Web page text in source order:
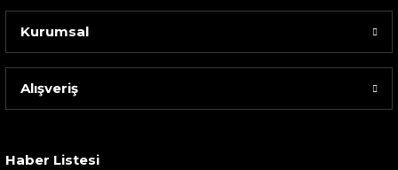
Sarev Elfıda Flanel Nevresim Takımı Çift Kişili...
Kurumsal
Alışveriş
Haber Listesi